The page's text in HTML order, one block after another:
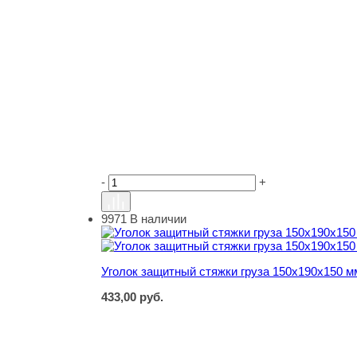
- +
Уголок защитный стяжки груза 150х190х150
9971 В наличии
Уголок защитный стяжки груза 150х190х150
433,00 руб.